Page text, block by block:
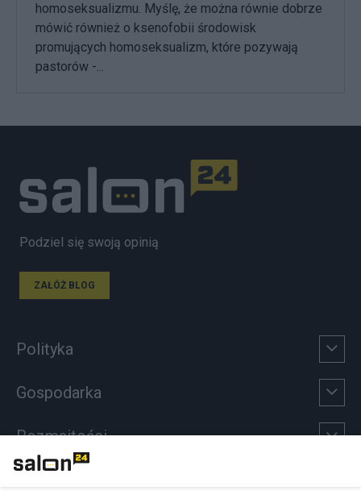
homoseksualizmu. Myślę, że można równie dobrze
mówić również o ksenofobii środowisk
promujących homoseksualizm, które pozywają
pastorów -...
Podziel się swoją opinią
ZAŁÓŻ BLOG
Polityka
Gospodarka
Rozmaitości